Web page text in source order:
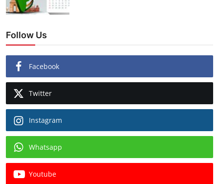
Follow Us
Facebook
Twitter
Instagram
Whatsapp
Youtube